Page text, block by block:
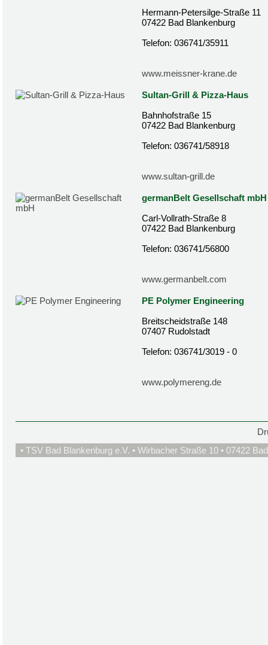
Hermann-Petersilge-Straße 11
07422 Bad Blankenburg
Telefon: 036741/35911
www.meissner-krane.de
Sultan-Grill & Pizza-Haus
Bahnhofstraße 15
07422 Bad Blankenburg
Telefon: 036741/58918
www.sultan-grill.de
germanBelt Gesellschaft mbH
Carl-Vollrath-Straße 8
07422 Bad Blankenburg
Telefon: 036741/56800
www.germanbelt.com
PE Polymer Engineering
Breitscheidstraße 148
07407 Rudolstadt
Telefon: 036741/3019 - 0
www.polymereng.de
• TSV Bad Blankenburg e.V. • Wirbacher Straße 10 • 07422